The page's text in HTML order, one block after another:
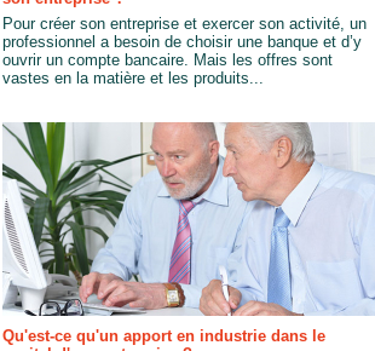
Pour créer son entreprise et exercer son activité, un
professionnel a besoin de choisir une banque et d’y
ouvrir un compte bancaire. Mais les offres sont
vastes en la matière et les produits...
Qu'est-ce qu'un apport en industrie dans le